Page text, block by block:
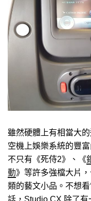
雖然硬體上有相當大
空機上娛樂系統的豐
不只有《死侍2》、《
動》等許多強檔大片
類的藝文小品。不想